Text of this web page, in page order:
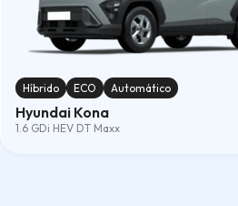
Híbrido ECO Automático
Hyundai Kona
1.6 GDi HEV DT Maxx